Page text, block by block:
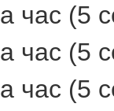
час (5
час (5
час (5